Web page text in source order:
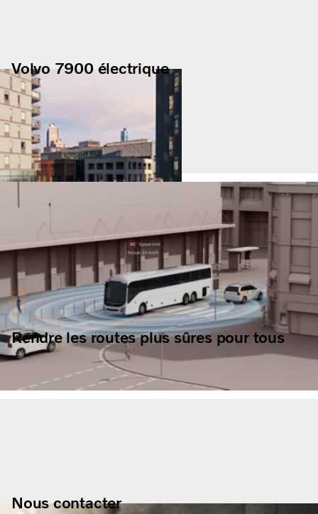
Volvo 7900 électrique
Rendre les routes plus sûres pour tous
Nous contacter